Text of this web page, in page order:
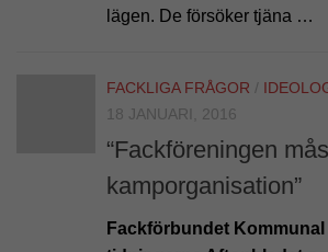
lägen. De försöker tjäna …
FACKLIGA FRÅGOR /
18 JANUARI, 2016
“Fackföreningen
kamporganisation”
Fackförbundet